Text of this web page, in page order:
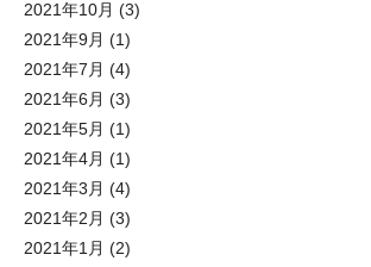
2021年10月 (3)
2021年9月 (1)
2021年7月 (4)
2021年6月 (3)
2021年5月 (1)
2021年4月 (1)
2021年3月 (4)
2021年2月 (3)
2021年1月 (2)